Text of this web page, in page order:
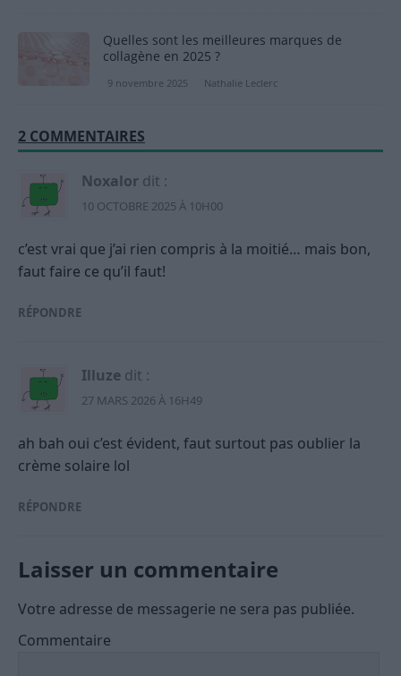
Quelles sont les meilleures marques de
collagène en 2025 ?
9 novembre 2025 Nathalie Leclerc
2 COMMENTAIRES
Noxalor dit :
10 OCTOBRE 2025 À 10H00
c’est vrai que j’ai rien compris à la moitié… mais bon,
faut faire ce qu’il faut!
RÉPONDRE
Illuze dit :
27 MARS 2026 À 16H49
ah bah oui c’est évident, faut surtout pas oublier la
crème solaire lol
RÉPONDRE
Laisser un commentaire
Votre adresse de messagerie ne sera pas publiée.
Commentaire